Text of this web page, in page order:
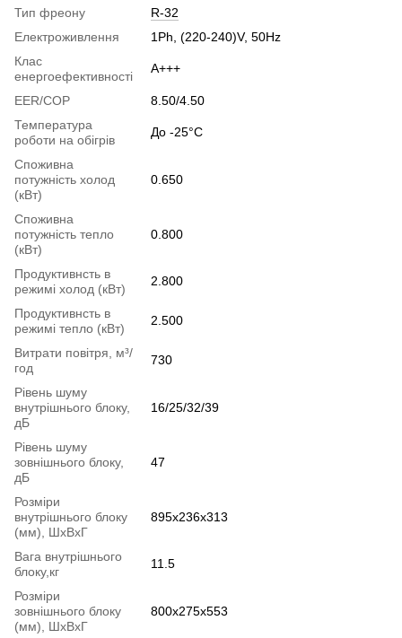
Тип фреону
R-32
Електроживлення
1Ph, (220-240)V, 50Hz
Клас
енергоефективності
A+++
EER/COP
8.50/4.50
Температура
роботи на обігрів
До -25°C
Споживна
потужність холод
(кВт)
0.650
Споживна
потужність тепло
(кВт)
0.800
Продуктивнсть в
режимі холод (кВт)
2.800
Продуктивнсть в
режимі тепло (кВт)
2.500
Витрати повітря, м³/
год
730
Рівень шуму
внутрішнього блоку,
дБ
16/25/32/39
Рівень шуму
зовнішнього блоку,
дБ
47
Розміри
внутрішнього блоку
(мм), ШхВхГ
895х236х313
Вага внутрішнього
блоку,кг
11.5
Розміри
зовнішнього блоку
(мм), ШхВхГ
800х275х553